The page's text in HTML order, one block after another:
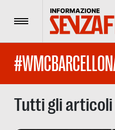
Menu
Tutti gli articoli